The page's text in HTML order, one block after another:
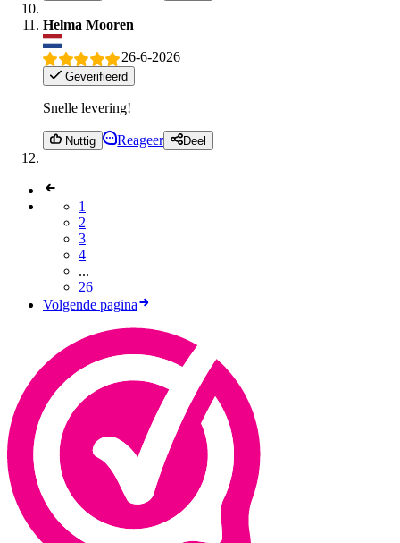
Helma Mooren
26-6-2026
Geverifieerd
Snelle levering!
Nuttig Reageer Deel
1
2
3
4
...
26
Volgende pagina